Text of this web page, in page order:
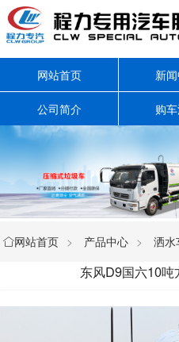
网站首页 新
公司简介 购
网站首页 > 产品中心 > 洒水
东风D9国六10